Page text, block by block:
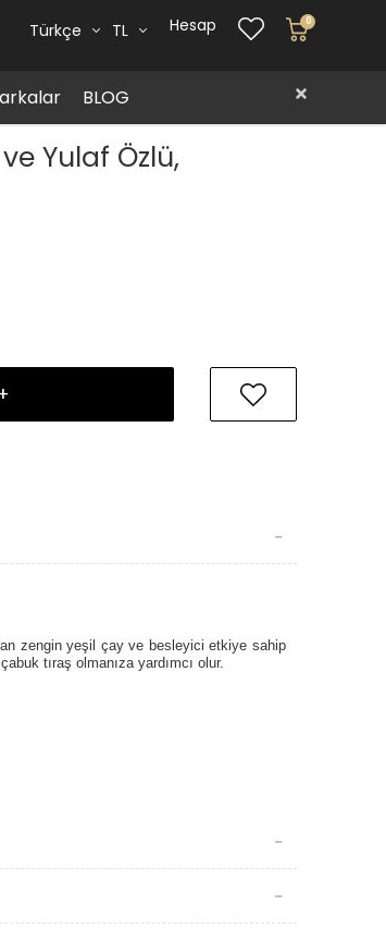
BLOG
0
Hesap
TL
Türkçe
Yulaf Özlü,
zengin yeşil çay ve besleyici etkiye sahip
tıraş olmanıza yardımcı olur.